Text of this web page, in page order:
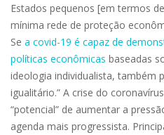
Estados pequenos [em termos
mínima rede de proteção
Se a covid-19 é capaz de
políticas econômicas baseadas
ideologia individualista, também
igualitário.” A crise do
“potencial” de aumentar a
agenda mais progressista.